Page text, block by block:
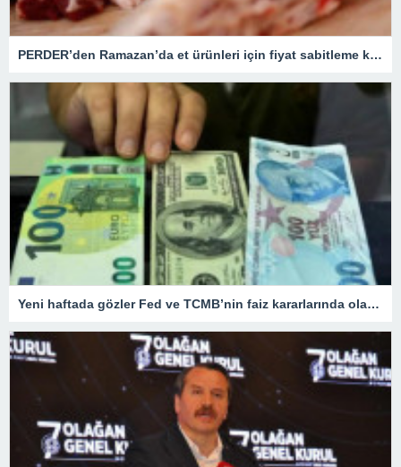
PERDER’den Ramazan’da et ürünleri için fiyat sabitleme kararı
Yeni haftada gözler Fed ve TCMB’nin faiz kararlarında olacak